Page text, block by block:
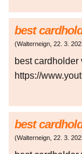
best
(Walterneign, 22. 3.
best cardholder
https://
best
(Walterneign, 22. 3.